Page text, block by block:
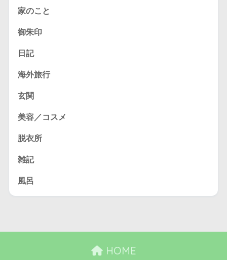
家のこと
御朱印
日記
海外旅行
玄関
美容／コスメ
脱衣所
雑記
風呂
HOME